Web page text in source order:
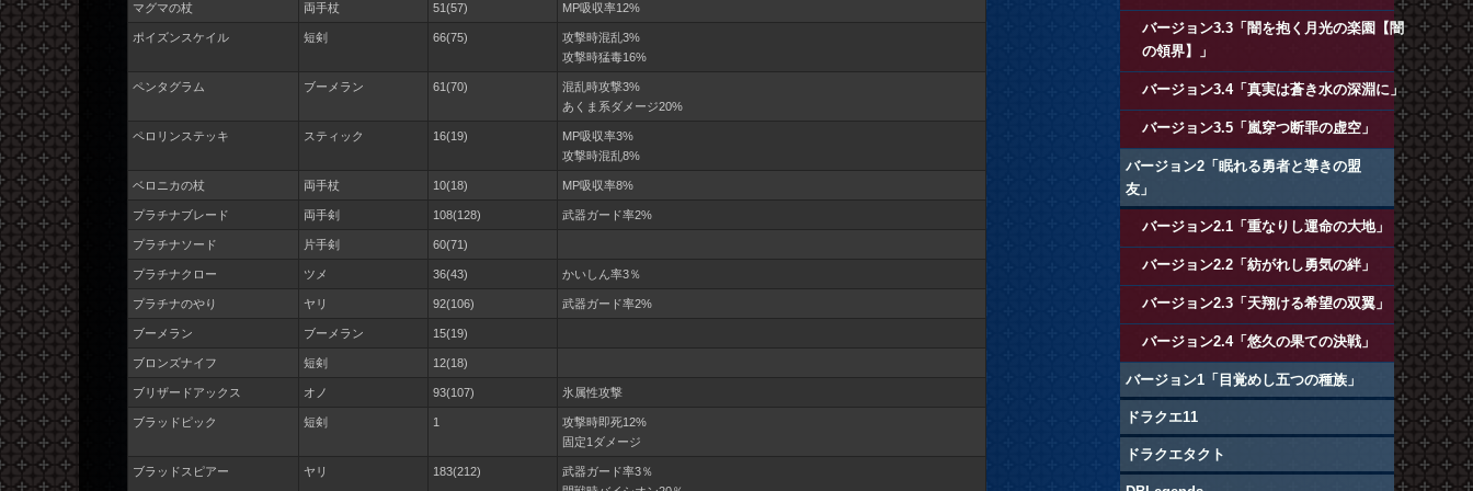
マグマの杖 両手杖 51(57) MP吸収率12%
ポイズンスケイル 短剣 66(75)
攻撃時混乱3%
攻撃時猛毒16%
ペンタグラム ブーメラン 61(70)
混乱時攻撃3%
あくま系ダメージ20%
ペロリンステッキ スティック 16(19)
MP吸収率3%
攻撃時混乱8%
ベロニカの杖 両手杖 10(18) MP吸収率8%
プラチナブレード 両手剣 108(128) 武器ガード率2%
プラチナソード 片手剣 60(71)
プラチナクロー ツメ 36(43) かいしん率3％
プラチナのやり ヤリ 92(106) 武器ガード率2%
ブーメラン ブーメラン 15(19)
ブロンズナイフ 短剣 12(18)
ブリザードアックス オノ 93(107) 氷属性攻撃
ブラッドピック 短剣 1
攻撃時即死12%
固定1ダメージ
ブラッドスピアー ヤリ 183(212)
武器ガード率3％
バージョン3.3「闇を抱く月光の楽園【闇
の領界】」
バージョン3.4「真実は蒼き水の深淵に」
バージョン3.5「嵐穿つ断罪の虚空」
バージョン2「眠れる勇者と導きの盟
友」
バージョン2.1「重なりし運命の大地」
バージョン2.2「紡がれし勇気の絆」
バージョン2.3「天翔ける希望の双翼」
バージョン2.4「悠久の果ての決戦」
バージョン1「目覚めし五つの種族」
ドラクエ11
ドラクエタクト